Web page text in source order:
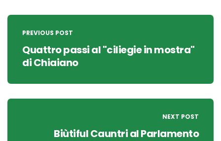
Post
navigation
PREVIOUS POST
Quattro passi al "ciliegie in mostra"
di Chiaiano
NEXT POST
Biùtiful Cauntri al Parlamento